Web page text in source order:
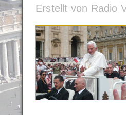
Erstellt von Radio